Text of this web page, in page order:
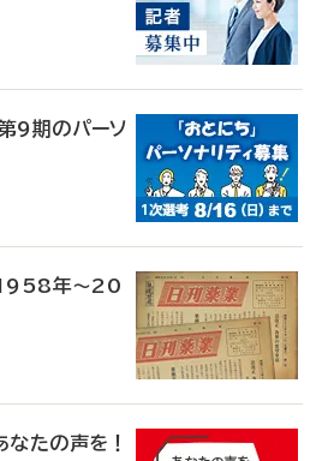
期のパーソ
年～20
たの声を！